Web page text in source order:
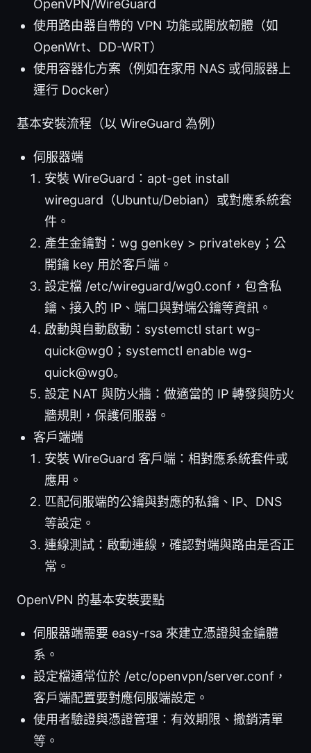
OpenVPN/WireGuard
使用路由器自帶的 VPN 功能或開放韌體（如
OpenWrt、DD-WRT）
使用容器化方案（例如在家用 NAS 或伺服器上
運行 Docker）
基本安裝流程（以 WireGuard 為例）
伺服器端
安裝 WireGuard：apt-get install
wireguard（Ubuntu/Debian）或對應系統套
件。
產生金鑰對：wg genkey > privatekey；公
開鑰 key 用於客戶端。
設定檔 /etc/wireguard/wg0.conf，包含私
鑰、接入的 IP、端口與對端公鑰等資訊。
啟動與自動啟動：systemctl start wg-
quick@wg0；systemctl enable wg-
quick@wg0。
設定 NAT 與防火牆：做適當的 IP 轉發與防火
牆規則，保護伺服器。
客戶端端
安裝 WireGuard 客戶端：相對應系統套件或
應用。
匹配伺服端的公鑰與對應的私鑰、IP、DNS
等設定。
連線測試：啟動連線，確認對端與路由是否正
常。
OpenVPN 的基本安裝要點
伺服器端需要 easy-rsa 來建立憑證與金鑰體
系。
設定檔通常位於 /etc/openvpn/server.conf，
客戶端配置要對應伺服端設定。
使用者驗證與憑證管理：有效期限、撤銷清單
等。